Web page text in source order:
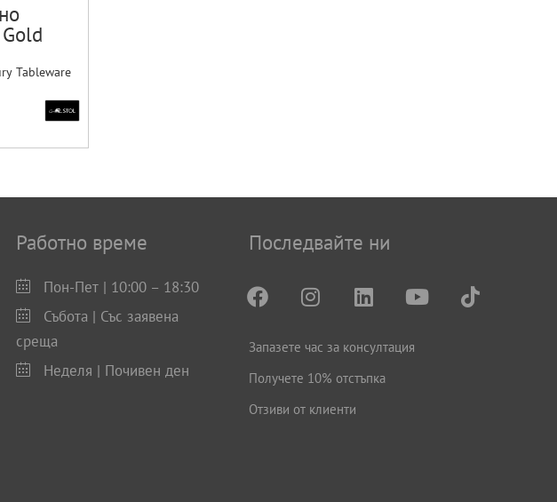
Tableware
Работно време
Пон-Пет | 10:00 – 18:30
Събота | Със заявена
среща
Неделя | Почивен ден
Последвайте ни
Запазете час за консултация
Получете 10% отстъпка
Отзиви от клиенти